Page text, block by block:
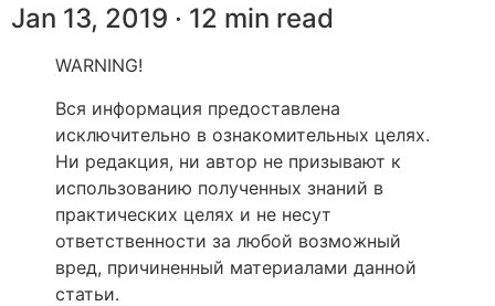
Jan 13, 2019 · 12 min read
WARNING!
Вся информация предоставлена
исключительно в ознакомительных целях.
Ни редакция, ни автор не призывают к
использованию полученных знаний в
практических целях и не несут
ответственности за любой возможный
вред, причиненный материалами данной
статьи.